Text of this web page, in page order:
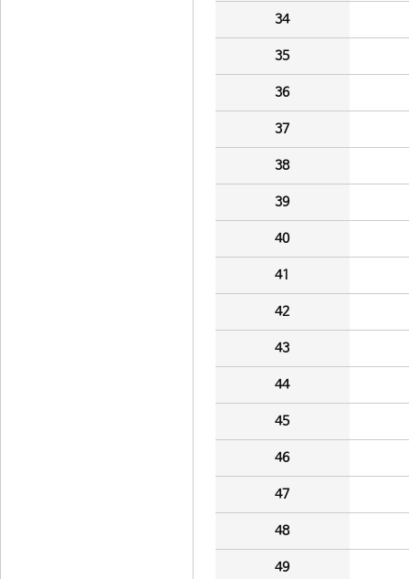
34
35
36
37
38
39
40
41
42
43
44
45
46
47
48
49